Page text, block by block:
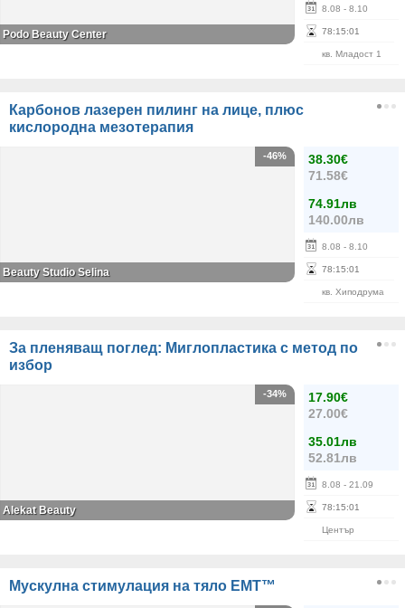
8.08 - 8.10
78:15:01
кв. Младост 1
Podo Beauty Center
Карбонов лазерен пилинг на лице, плюс
кислородна мезотерапия
38.30€
71.58€
74.91лв
140.00лв
8.08 - 8.10
78:15:01
кв. Хиподрума
-46%
Beauty Studio Selina
За пленяващ поглед: Миглопластика с метод по
избор
17.90€
27.00€
35.01лв
52.81лв
8.08 - 21.09
78:15:01
Център
-34%
Alekat Beauty
Mускулна стимулация на тяло EMT™